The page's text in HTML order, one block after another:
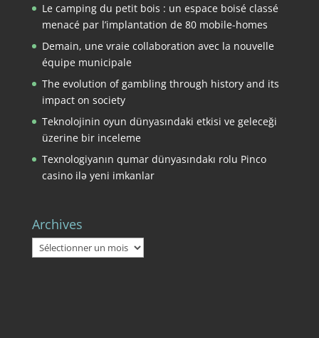
Le camping du petit bois : un espace boisé classé
menacé par l’implantation de 80 mobile-homes
Demain, une vraie collaboration avec la nouvelle
équipe municipale
The evolution of gambling through history and its
impact on society
Teknolojinin oyun dünyasındaki etkisi ve geleceği
üzerine bir inceleme
Texnologiyanın qumar dünyasındakı rolu Pinco
casino ilə yeni imkanlar
Archives
Archives